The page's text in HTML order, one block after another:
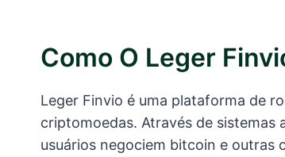
Como O Leger
Leger Finvio é uma plataforma de
criptomoedas. Através de
usuários negociem bitcoin e outras